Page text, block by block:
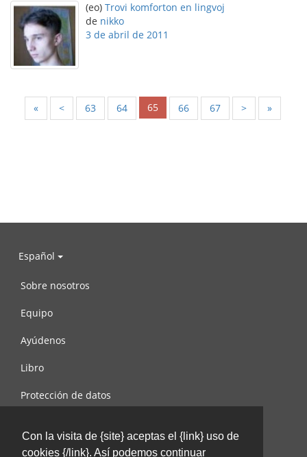
Con la visita de {site} aceptas el {link} uso de
cookies {/link}. Así podemos continuar
(eo) Trovi komforton en lingvoj
de nikko
3 de abril de 2011
« < 63 64 65 66 67 > »
Español
Sobre nosotros
Equipo
Ayúdenos
Libro
Protección de datos
Contáctenos